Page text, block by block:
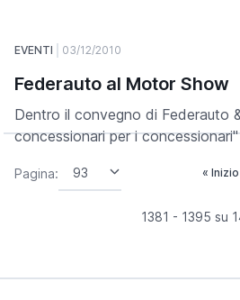
EVENTI 03/12/2010
Federauto al Motor Show
Dentro il convegno di Federauto
concessionari per i concessionari"
Pagina:
1381 - 1395 su
« Inizio